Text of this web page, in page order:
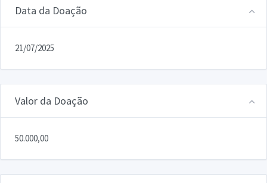
Data da Doação
21/07/2025
Valor da Doação
50.000,00